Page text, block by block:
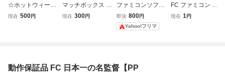
☆ホットウィール
カーカルチャー シ
現在 500円
マッチボックス M
atchbox【'61 Jee
現在 300円
ファミコンソフト
バーガータイム F
C ナムコ レトロ
中古品
即決 800円
Yahoo!フリマ
FC ファミコン ソ
フト EGYPT エジ
現在 1円
動作保証品 FC 日本一の名監督【PP